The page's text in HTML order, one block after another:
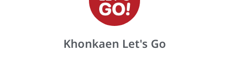
Khonkaen Let's Go